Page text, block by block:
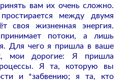
вам их очень сложно.
между двумя
своя жизненная энергия.
потоки, а лишь
Для чего я пришла в ваше
мои дорогие: Я пришла
Я та, которую вы
и *забвению; я та, кто